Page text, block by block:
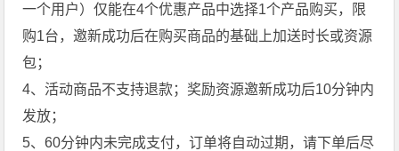
一个用户）仅能在4个优惠产品中选择1个产品购买，限
购1台，邀新成功后在购买商品的基础上加送时长或资源
包；
4、活动商品不支持退款；奖励资源邀新成功后10分钟内
发放；
5、60分钟内未完成支付，订单将自动过期，请下单后尽